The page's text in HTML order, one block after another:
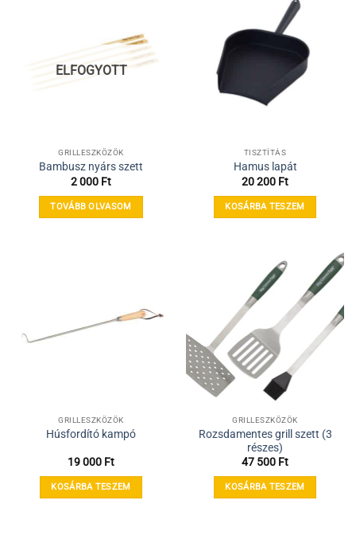
több
variációja
van.
A
változatok
termékoldalon
ELFOGYOTT
GRILLESZKÖZÖK
Bambusz nyárs szett
2 000 Ft
TOVÁBB OLVASOM
TISZTÍTÁS
Hamus lapát
20 200 Ft
KOSÁRBA TESZEM
GRILLESZKÖZÖK
Húsfordító kampó
19 000 Ft
KOSÁRBA TESZEM
GRILLESZKÖZÖK
Rozsdamentes grill szett (3
részes)
47 500 Ft
KOSÁRBA TESZEM